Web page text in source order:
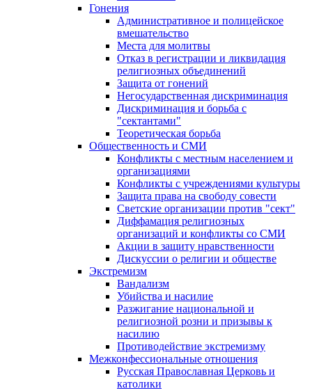
Гонения
Административное и полицейское
вмешательство
Места для молитвы
Отказ в регистрации и ликвидация
религиозных объединений
Защита от гонений
Негосударственная дискриминация
Дискриминация и борьба с
"сектантами"
Теоретическая борьба
Общественность и СМИ
Конфликты с местным населением и
организациями
Конфликты с учреждениями культуры
Защита права на свободу совести
Светские организации против "сект"
Диффамация религиозных
организаций и конфликты со СМИ
Акции в защиту нравственности
Дискуссии о религии и обществе
Экстремизм
Вандализм
Убийства и насилие
Разжигание национальной и
религиозной розни и призывы к
насилию
Противодействие экстремизму
Межконфессиональные отношения
Русская Православная Церковь и
католики